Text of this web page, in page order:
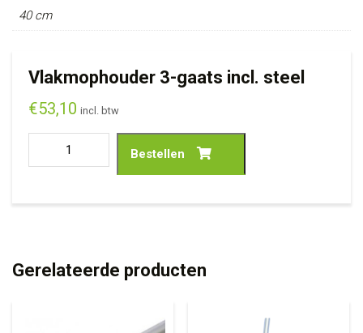
40 cm
Vlakmophouder 3-gaats incl. steel
€53,10 incl. btw
Bestellen
Gerelateerde producten